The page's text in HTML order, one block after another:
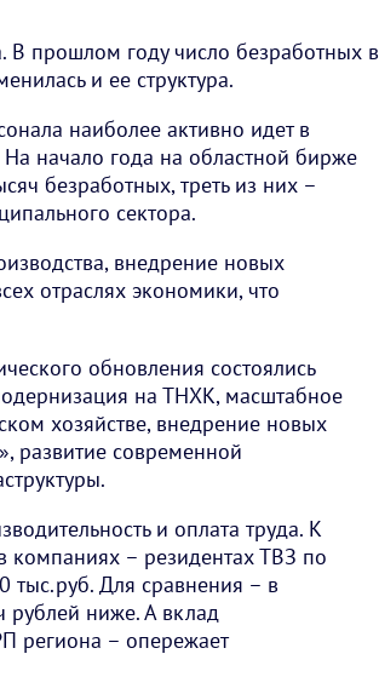
прошлом году число безработных в
и ее структура.
наиболее активно идет в
начало года на областной бирже
безработных, треть из них –
сектора.
внедрение новых
отраслях экономики, что
обновления состоялись
на ТНХК, масштабное
хозяйстве, внедрение новых
развитие современной
и оплата труда. К
компаниях – резидентах ТВЗ по
тыс.руб. Для сравнения – в
рублей ниже. А вклад
региона – опережает